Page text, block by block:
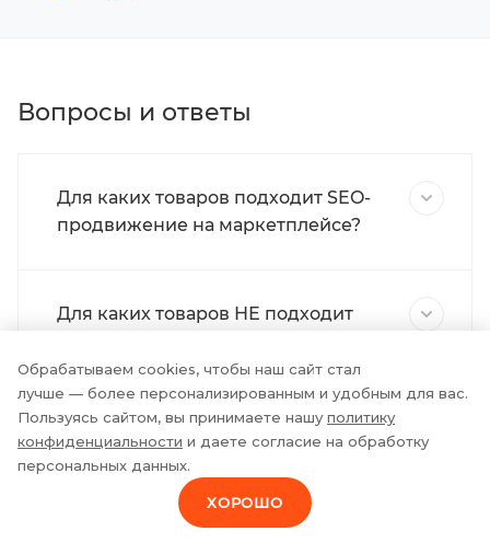
Вопросы и ответы
Для каких товаров подходит SEO-
продвижение на маркетплейсе?
Для каких товаров НЕ подходит
маркетплейсе?
после начала SEO-продвижения?
Обрабатываем cookies, чтобы наш сайт стал
лучше — более персонализированным и удобным для вас.
Пользуясь сайтом, вы принимаете нашуполитику
конфиденциальности и даете согласие на обработку
персональных данных.
ХОРОШО